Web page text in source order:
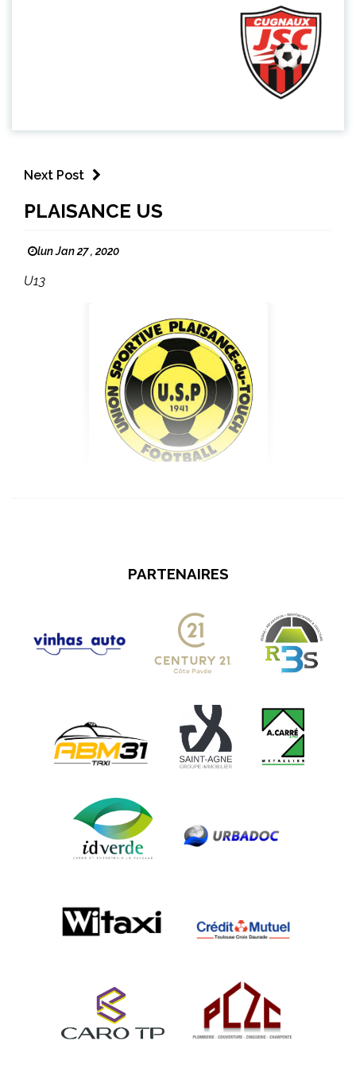
Next Post
PLAISANCE US
lun Jan 27 , 2020
U13
PARTENAIRES